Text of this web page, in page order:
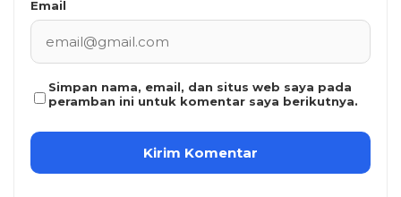
Email
Simpan nama, email, dan situs web saya pada
peramban ini untuk komentar saya berikutnya.